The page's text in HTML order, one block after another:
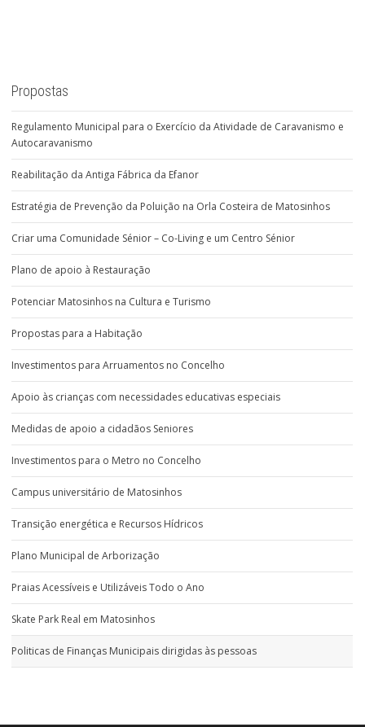
Propostas
Regulamento Municipal para o Exercício da Atividade de Caravanismo e
Autocaravanismo
Reabilitação da Antiga Fábrica da Efanor
Estratégia de Prevenção da Poluição na Orla Costeira de Matosinhos
Criar uma Comunidade Sénior – Co-Living e um Centro Sénior
Plano de apoio à Restauração
Potenciar Matosinhos na Cultura e Turismo
Propostas para a Habitação
Investimentos para Arruamentos no Concelho
Apoio às crianças com necessidades educativas especiais
Medidas de apoio a cidadãos Seniores
Investimentos para o Metro no Concelho
Campus universitário de Matosinhos
Transição energética e Recursos Hídricos
Plano Municipal de Arborização
Praias Acessíveis e Utilizáveis Todo o Ano
Skate Park Real em Matosinhos
Politicas de Finanças Municipais dirigidas às pessoas